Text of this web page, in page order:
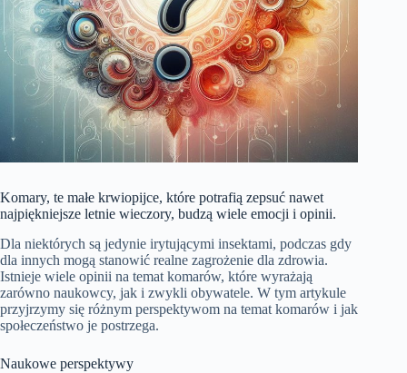
Komary, te małe krwiopijce, które potrafią zepsuć nawet
najpiękniejsze letnie wieczory, budzą wiele emocji i opinii.
Dla niektórych są jedynie irytującymi insektami, podczas gdy
dla innych mogą stanowić realne zagrożenie dla zdrowia.
Istnieje wiele opinii na temat komarów, które wyrażają
zarówno naukowcy, jak i zwykli obywatele. W tym artykule
przyjrzymy się różnym perspektywom na temat komarów i jak
społeczeństwo je postrzega.
Naukowe perspektywy